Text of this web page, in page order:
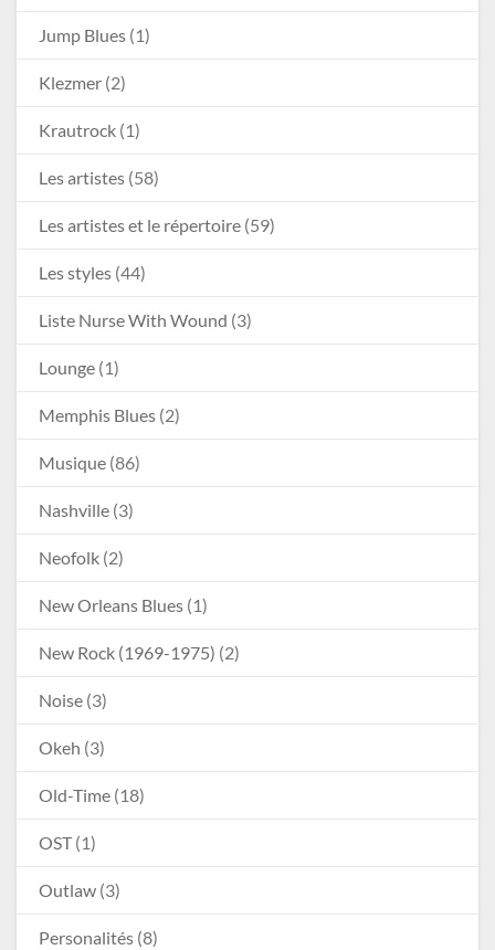
Jump Blues (1)
Klezmer (2)
Krautrock (1)
Les artistes (58)
Les artistes et le répertoire (59)
Les styles (44)
Liste Nurse With Wound (3)
Lounge (1)
Memphis Blues (2)
Musique (86)
Nashville (3)
Neofolk (2)
New Orleans Blues (1)
New Rock (1969-1975) (2)
Noise (3)
Okeh (3)
Old-Time (18)
OST(1)
Outlaw (3)
Personalités (8)